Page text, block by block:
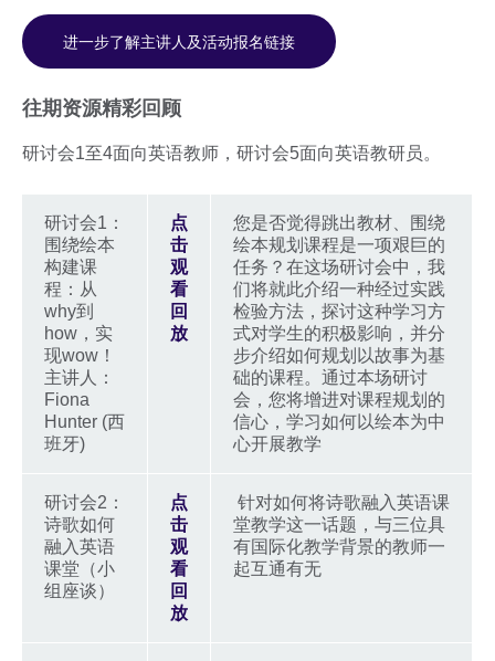
进一步了解主讲人及活动报名链接
往期资源精彩回顾
研讨会1至4面向英语教师，研讨会5面向英语教研员。
研讨会1：
围绕绘本
构建课
程：从
why到
how，实
现wow！
主讲人：
Fiona
Hunter (西
班牙)
点
击
观
看
回
放
您是否觉得跳出教材、围绕
绘本规划课程是一项艰巨的
任务？在这场研讨会中，我
们将就此介绍一种经过实践
检验方法，探讨这种学习方
式对学生的积极影响，并分
步介绍如何规划以故事为基
础的课程。通过本场研讨
会，您将增进对课程规划的
信心，学习如何以绘本为中
心开展教学
研讨会2：
诗歌如何
融入英语
课堂（小
组座谈）
点
击
观
看
回
放
针对如何将诗歌融入英语课
堂教学这一话题，与三位具
有国际化教学背景的教师一
起互通有无